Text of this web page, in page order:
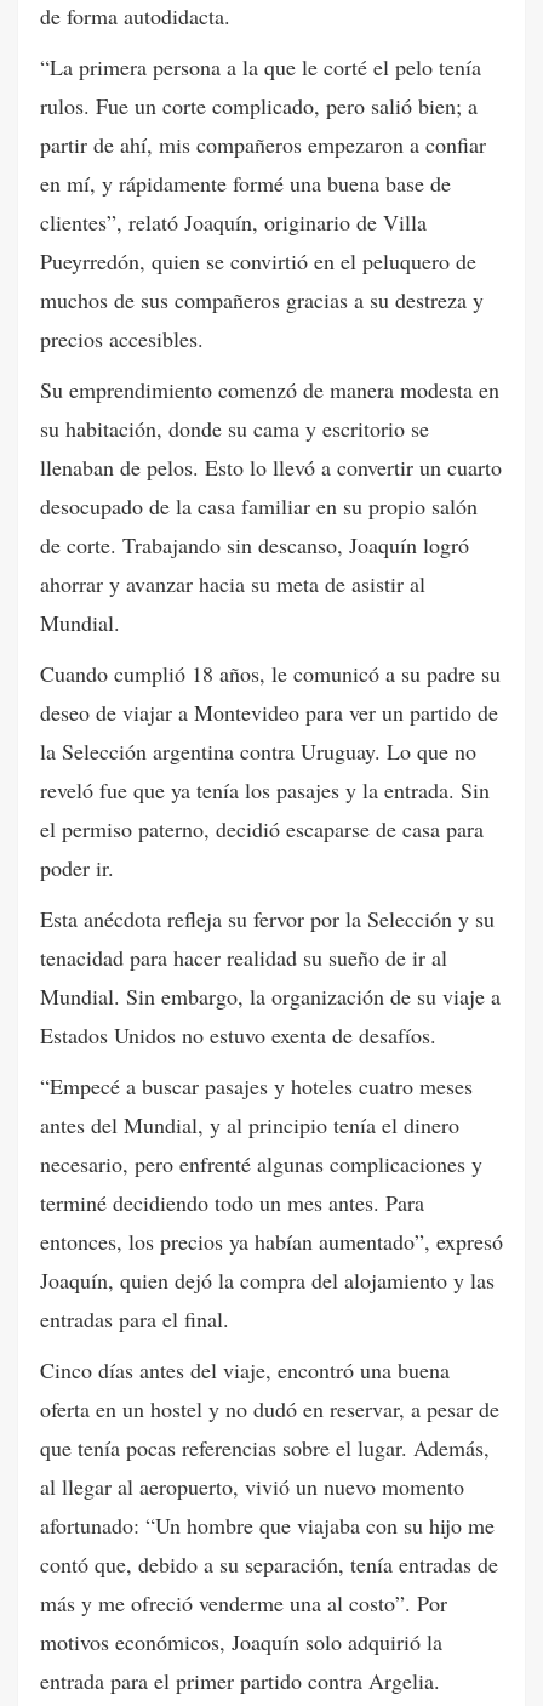
de forma autodidacta.
“La primera persona a la que le corté el pelo tenía
rulos. Fue un corte complicado, pero salió bien; a
partir de ahí, mis compañeros empezaron a confiar
en mí, y rápidamente formé una buena base de
clientes”, relató Joaquín, originario de Villa
Pueyrredón, quien se convirtió en el peluquero de
muchos de sus compañeros gracias a su destreza y
precios accesibles.
Su emprendimiento comenzó de manera modesta en
su habitación, donde su cama y escritorio se
llenaban de pelos. Esto lo llevó a convertir un cuarto
desocupado de la casa familiar en su propio salón
de corte. Trabajando sin descanso, Joaquín logró
ahorrar y avanzar hacia su meta de asistir al
Mundial.
Cuando cumplió 18 años, le comunicó a su padre su
deseo de viajar a Montevideo para ver un partido de
la Selección argentina contra Uruguay. Lo que no
reveló fue que ya tenía los pasajes y la entrada. Sin
el permiso paterno, decidió escaparse de casa para
poder ir.
Esta anécdota refleja su fervor por la Selección y su
tenacidad para hacer realidad su sueño de ir al
Mundial. Sin embargo, la organización de su viaje a
Estados Unidos no estuvo exenta de desafíos.
“Empecé a buscar pasajes y hoteles cuatro meses
antes del Mundial, y al principio tenía el dinero
necesario, pero enfrenté algunas complicaciones y
terminé decidiendo todo un mes antes. Para
entonces, los precios ya habían aumentado”, expresó
Joaquín, quien dejó la compra del alojamiento y las
entradas para el final.
Cinco días antes del viaje, encontró una buena
oferta en un hostel y no dudó en reservar, a pesar de
que tenía pocas referencias sobre el lugar. Además,
al llegar al aeropuerto, vivió un nuevo momento
afortunado: “Un hombre que viajaba con su hijo me
contó que, debido a su separación, tenía entradas de
más y me ofreció venderme una al costo”. Por
motivos económicos, Joaquín solo adquirió la
entrada para el primer partido contra Argelia.